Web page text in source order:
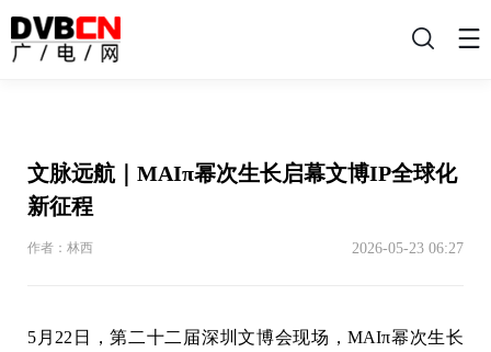
搜
文脉远航｜MAIπ幂次生长启幕文博IP全球化
新征程
作者：林西 2026-05-23 06:27
5月22日，第二十二届深圳文博会现场，MAIπ幂次生长